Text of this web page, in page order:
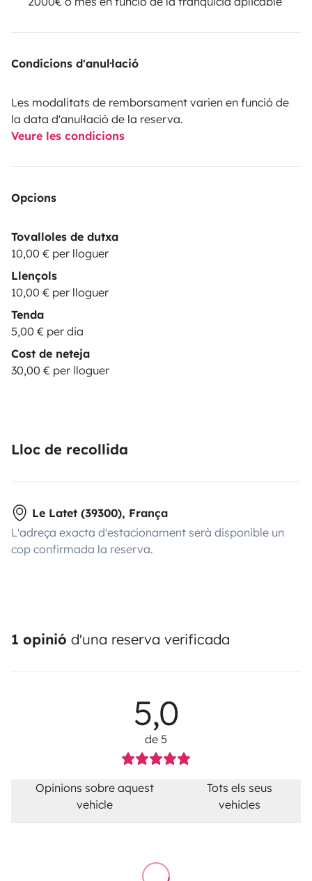
Condicions d'anul·lació
Les modalitats de remborsament varien en funció de
la data d'anul·lació de la reserva.
Veure les condicions
Opcions
Tovalloles de dutxa
10,00 € per lloguer
Llençols
10,00 € per lloguer
Tenda
5,00 € per dia
Cost de neteja
30,00 € per lloguer
Lloc de recollida
Le Latet (39300), França
L'adreça exacta d'estacionament serà disponible un
cop confirmada la reserva.
1 opinió d'una reserva verificada
5,0
de 5
Opinions sobre aquest
vehicle
Tots els seus
vehicles